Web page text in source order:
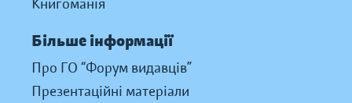
Книгоманія
Більше інформації
Про ГО “Форум видавців”
Презентаційні матеріали